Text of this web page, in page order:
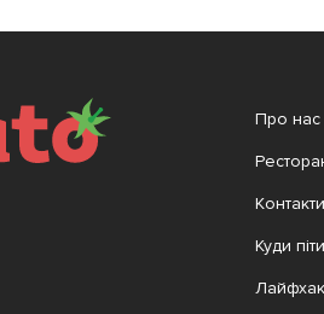
Про нас
Контакти
Куди піти
Лайфхак